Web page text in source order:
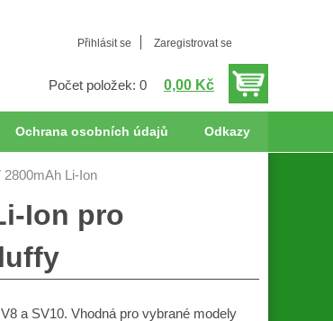
Přihlásit se Zaregistrovat se
Počet položek: 0 0,00 Kč
Ochrana osobních údajů Odkazy
2800mAh Li-Ion
Ion pro
a SV10. Vhodná pro vybrané modely